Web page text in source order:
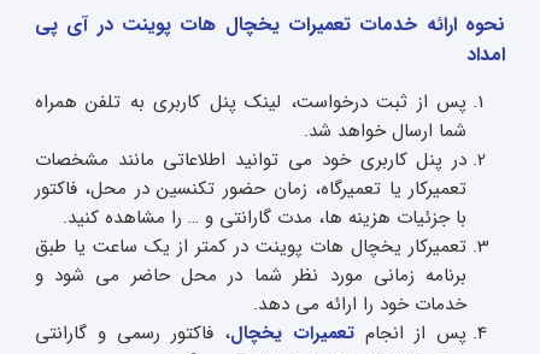
نحوه ارائه خدمات تعمیرات یخچال هات پوینت در آی پی
امداد
پس از ثبت درخواست، لینک پنل کاربری به تلفن همراه
شما ارسال خواهد شد.
در پنل کاربری خود می توانید اطلاعاتی مانند مشخصات
تعمیرکار یا تعمیرگاه، زمان حضور تکنسین در محل، فاکتور
با جزئیات هزینه ها، مدت گارانتی و … را مشاهده کنید.
تعمیرکار یخچال هات پوینت در کمتر از یک ساعت یا طبق
برنامه زمانی مورد نظر شما در محل حاضر می شود و
خدمات خود را ارائه می دهد.
پس از انجام تعمیرات یخچال، فاکتور رسمی و گارانتی